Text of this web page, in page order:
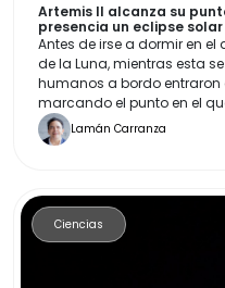
Artemis II alcanza su
presencia un eclipse
Antes de irse a dormir en
de la Luna, mientras esta
humanos a bordo entraron
marcando el punto en el
de la Tierra.
Lamán Carranza
Ciencias